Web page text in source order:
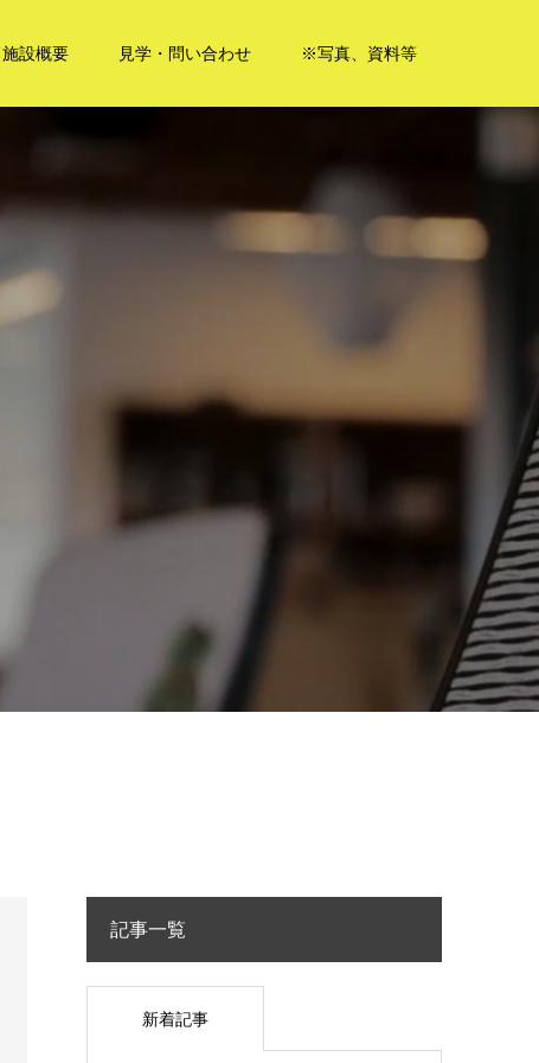
施設概要 見学・問い合わせ ※写真、資料等
記事一覧
新着記事